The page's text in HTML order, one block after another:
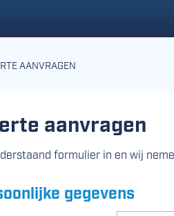
AANVRAGEN
aanvragen
formulier in en wij
gegevens